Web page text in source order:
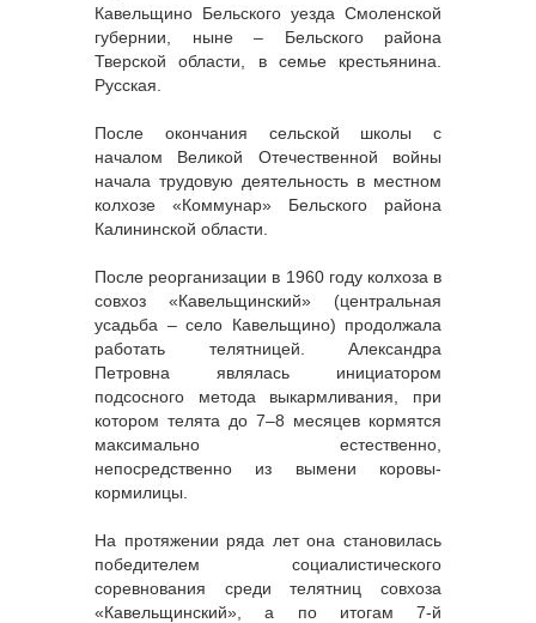
Кавельщино Бельского уезда Смоленской
губернии, ныне – Бельского района
Тверской области, в семье крестьянина.
Русская.
После окончания сельской школы с
началом Великой Отечественной войны
начала трудовую деятельность в местном
колхозе «Коммунар» Бельского района
Калининской области.
После реорганизации в 1960 году колхоза в
совхоз «Кавельщинский» (центральная
усадьба – село Кавельщино) продолжала
работать телятницей. Александра
Петровна являлась инициатором
подсосного метода выкармливания, при
котором телята до 7–8 месяцев кормятся
максимально естественно,
непосредственно из вымени коровы-
кормилицы.
На протяжении ряда лет она становилась
победителем социалистического
соревнования среди телятниц совхоза
«Кавельщинский», а по итогам 7-й